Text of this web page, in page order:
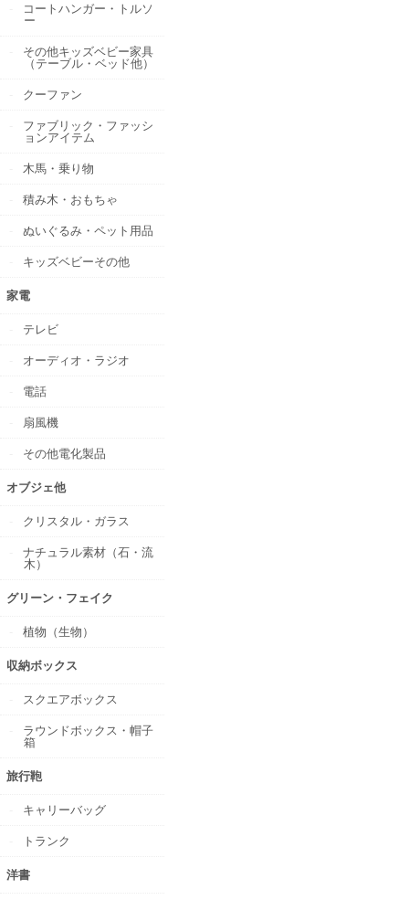
コートハンガー・トルソ
ー
その他キッズベビー家具
（テーブル・ベッド他）
クーファン
ファブリック・ファッシ
ョンアイテム
木馬・乗り物
積み木・おもちゃ
ぬいぐるみ・ペット用品
キッズベビーその他
家電
テレビ
オーディオ・ラジオ
電話
扇風機
その他電化製品
オブジェ他
クリスタル・ガラス
ナチュラル素材（石・流
木）
グリーン・フェイク
植物（生物）
収納ボックス
スクエアボックス
ラウンドボックス・帽子
箱
旅行鞄
キャリーバッグ
トランク
洋書